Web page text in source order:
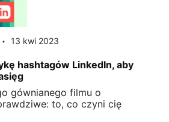
13 kwi 2023
hashtagów LinkedIn, aby
gównianego filmu o
to, co czyni cię